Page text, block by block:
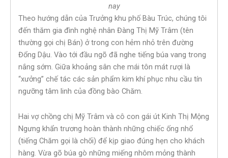
nay
Theo hướng dẫn của Trưởng khu phố Bàu Trúc, chúng tôi
đến thăm gia đình nghệ nhân Đàng Thị Mỹ Trâm (tên
thường gọi chị Bán) ở trong con hẻm nhỏ trên đường
Đổng Dậu. Vào tới đầu ngõ đã nghe tiếng búa vang trong
nắng sớm. Giữa khoảng sân che mái tôn mát rượi là
“xưởng” chế tác các sản phẩm kim khí phục nhu cầu tín
ngưỡng tâm linh của đồng bào Chăm.
Hai vợ chồng chị Mỹ Trâm và cô con gái út Kinh Thị Mộng
Ngưng khẩn trương hoàn thành những chiếc ống nhổ
(tiếng Chăm gọi là chối) để kịp giao đúng hẹn cho khách
hàng. Vừa gõ búa gò những miếng nhôm mỏng thành